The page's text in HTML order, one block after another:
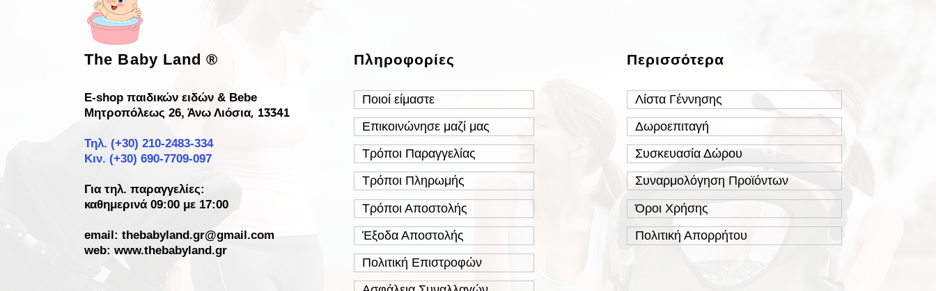
The Baby Land®
E-shop παιδικών ειδών & Bebe
Μητροπόλεως 26, Άνω Λιόσια, 13341
Τηλ. (+30)210-2483-334
Κιν. (+30) 690-7709-097
Για τηλ. παραγγελίες:
καθημερινά 09:00 με 17:00
email:thebabyland.gr@gmail.com
web: www.thebabyland.gr
Πληροφορίες
Ποιοί είμαστε
Επικοινώνησε μαζί μας
Τρόποι Παραγγελίας
Τρόποι Πληρωμής
Τρόποι Αποστολής
Έξοδα Αποστολής
Πολιτική Επιστροφών
Περισσότερα
Λίστα Γέννησης
Δωροεπιταγή
Συσκευασία Δώρου
Συναρμολόγηση Προϊόντων
Όροι Χρήσης
Πολιτική Απορρήτου